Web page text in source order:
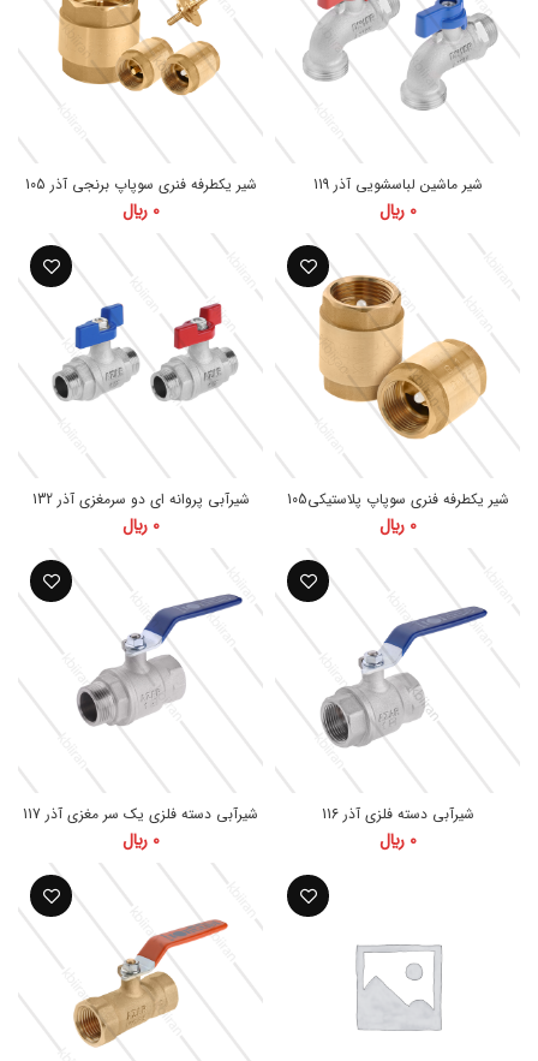
شیر ماشین لباسشویی آذر 119
0 ﷼
شیر یکطرفه فنری سوپاپ برنجی آذر 105
0 ﷼
شیر یکطرفه فنری سوپاپ پلاستیکی105
0 ﷼
شیرآبی پروانه ای دو سرمغزی آذر 132
0 ﷼
شیرآبی دسته فلزی آذر 116
0 ﷼
شیرآبی دسته فلزی یک سر مغزی آذر 117
0 ﷼
درباره ما
ملزومات ساختمانی خاورمیانه سعی
محصولات را با نهایت
کیفیت به مشتریان ارائه نماید.
ارائه خدمات پیشتاز امضا بزرگی به شعار